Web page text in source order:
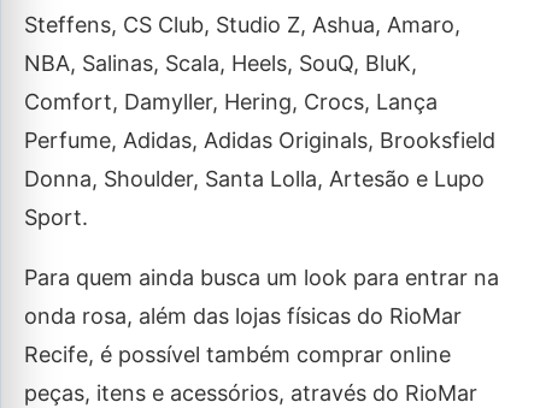
Steffens, CS Club, Studio Z, Ashua, Amaro,
NBA, Salinas, Scala, Heels, SouQ, BluK,
Comfort, Damyller, Hering, Crocs, Lança
Perfume, Adidas, Adidas Originals, Brooksfield
Donna, Shoulder, Santa Lolla, Artesão e Lupo
Sport.
Para quem ainda busca um look para entrar na
onda rosa, além das lojas físicas do RioMar
Recife, é possível também comprar online
peças, itens e acessórios, através do RioMar